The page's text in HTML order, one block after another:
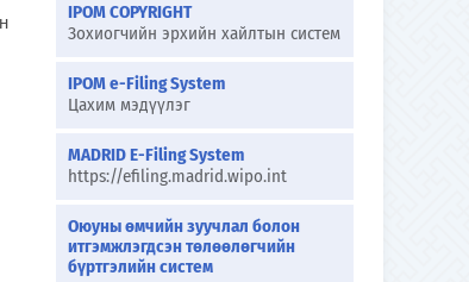
IPOM COPYRIGHT
Зохиогчийн эрхийн хайлтын систем
IPOM e-Filing System
Цахим мэдүүлэг
MADRID E-Filing System
https://efiling.madrid.wipo.int
Оюуны өмчийн зуучлал болон
итгэмжлэгдсэн төлөөлөгчийн
бүртгэлийн систем